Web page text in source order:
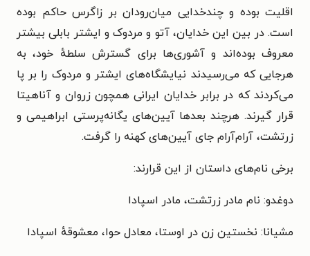
اقلیت بوده و چندخدایی میان‌رودان بر زاگرس حاکم بوده
است. در بین این خدایان، آتو و مردوک و ایشتر بابلی بیشتر
معروف بوده‌اند و آشوری‌ها برای گسترش سلطه‌ٔ خود، به
هرجایی که می‌رسیدند نیایشگاه‌های ایشتر و مردوک را بر پا
می‌کردند که در برابر خدایان ایرانی همچون زروان و آناهیتا
قرار گیرند. هرچند بعدها آیین‌های یگانه‌پرستی ابراهیمی و
زرتشت، آرام‌آرام جای آیین‌های کهنه را گرفت.
برخی نام‌های داستان از این قرارند:
دوغدو: نام مادر زرتشت، مادر اسپادا
مشیانا: نخستین زن در اوستا، معادل حوا، معشوقه‌ٔ اسپادا